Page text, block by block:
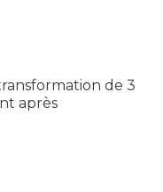
de 3
après